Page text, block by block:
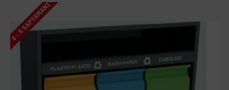
4 - 5 SAPTAMANI